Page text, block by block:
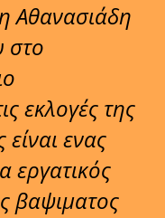
Αθανασιάδη
στο
εκλογές της
ενας
εργατικός
βαψιματος